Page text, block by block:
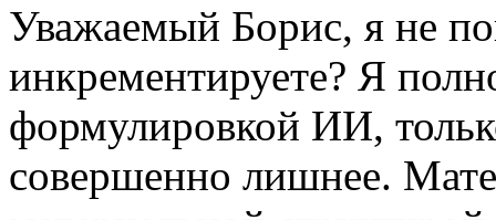
Уважаемый Борис, я не
инкрементируете? Я
формулировкой ИИ,
совершенно лишнее.